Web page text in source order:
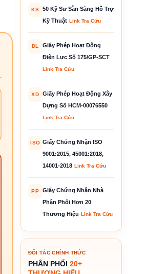
KS
50 Kỹ Sư Sẵn Sàng Hỗ Trợ
Kỹ Thuật Link Tra Cứu
DL
Giấy Phép Hoạt Động
Điện Lực Số 175/GP-SCT
Link Tra Cứu
XD
Giấy Phép Hoạt Động Xây
Dựng Số HCM-00076550
Link Tra Cứu
ISO Giấy Chứng Nhận ISO
9001:2015, 45001:2018,
14001-2018 Link Tra Cứu
PP
Giấy Chứng Nhận Nhà
Phân Phối Hơn 20
Thương Hiệu Link Tra Cứu
ĐỐI TÁC CHÍNH THỨC
PHÂN PHỐI 20+